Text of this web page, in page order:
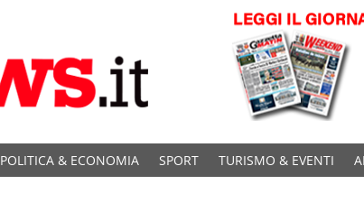
POLITICA & ECONOMIA SPORT TURISMO & EVENTI